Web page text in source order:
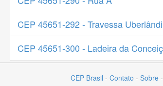
CEP 45651-292 - Travessa
CEP 45651-300 - Ladeira da
CEP Brasil - Contato - Sobre -